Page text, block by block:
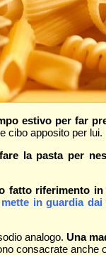
estivo per far
cibo apposito per lui.
la pasta per
fatto riferimento
in guardia
analogo.Una
consacrate